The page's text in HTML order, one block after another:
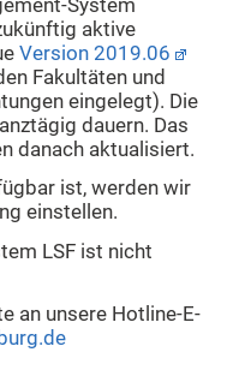
System
aktive
Version 2019.06
Fakultäten und
eingelegt). Die
dauern. Das
danach aktualisiert.
ist, werden wir
einstellen.
LSF ist nicht
an unsere Hotline-E-